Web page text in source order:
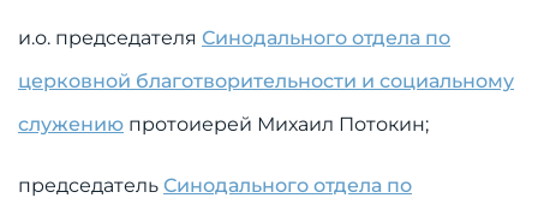
и.о. председателя Синодального отдела по
церковной благотворительности и социальному
служению протоиерей Михаил Потокин;
председатель Синодального отдела по